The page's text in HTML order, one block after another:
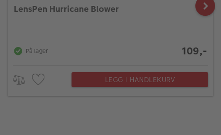
LensPen Hurricane Blower
På lager 109,-
LEGG I HANDLEKURV